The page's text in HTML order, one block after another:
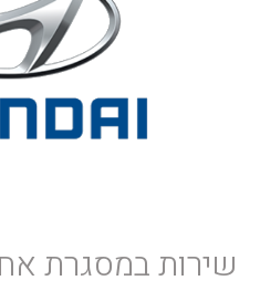
שירות במסגרת